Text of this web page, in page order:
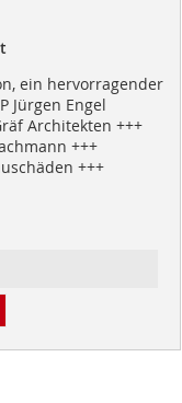
ein hervorragender
Jürgen Engel
Architekten +++
+++
+++